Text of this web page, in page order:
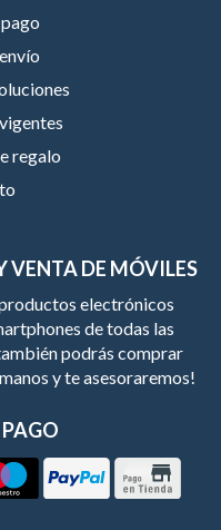
VENTA DE MÓVILES
electrónicos
de todas las
podrás comprar
y te asesoraremos!
regalo